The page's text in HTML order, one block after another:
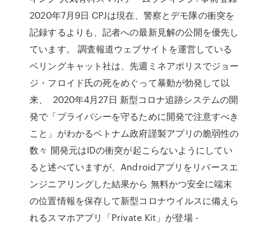
2020年7月9日 CPJは現在、警察とデモ隊の衝突を
記録するよりも、記者への最新見解の公開を優先し
ています。 調査報道ウェブサイトを運営している
ベリングキャット社は、先週ミネアポリスでジョー
ジ・フロイド氏の死をめぐって暴動が勃発して以
来、 2020年4月27日 新型コロナ追跡システムの開
発で「プライバシーを守るために開発で注意すべき
こと」がわかるベトナム政府謹製アプリの脆弱性の
数々 開発元はIDの衝突が起こらないようにしてい
ると述べていますが、Androidアプリをリバースエ
ンジニアリングした結果から 無料かつ安全に端末
の位置情報を保存して新型コロナウイルスに備えら
れるスマホアプリ「Private Kit」が登場 -